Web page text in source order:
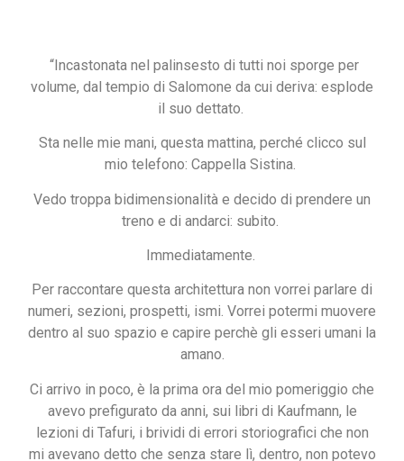
“Incastonata nel palinsesto di tutti noi sporge per
volume, dal tempio di Salomone da cui deriva: esplode
il suo dettato.
Sta nelle mie mani, questa mattina, perché clicco sul
mio telefono: Cappella Sistina.
Vedo troppa bidimensionalità e decido di prendere un
treno e di andarci: subito.
Immediatamente.
Per raccontare questa architettura non vorrei parlare di
numeri, sezioni, prospetti, ismi. Vorrei potermi muovere
dentro al suo spazio e capire perchè gli esseri umani la
amano.
Ci arrivo in poco, è la prima ora del mio pomeriggio che
avevo prefigurato da anni, sui libri di Kaufmann, le
lezioni di Tafuri, i brividi di errori storiografici che non
mi avevano detto che senza stare lì, dentro, non potevo